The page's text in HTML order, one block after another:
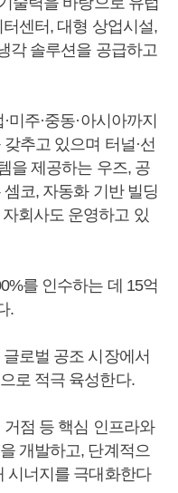
센터, 대형 상업시설,
각 솔루션을 공급하고
주·중동·아시아까지
추고 있으며 터널·선
을 제공하는 우즈, 공
코, 자동화 기반 빌딩
회사도 운영하고 있
를 인수하는 데 15억
.
로벌 공조 시장에서
로 적극 육성한다.
점 등 핵심 인프라와
개발하고, 단계적으
시너지를 극대화한다